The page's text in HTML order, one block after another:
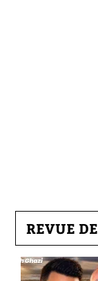
REVUE